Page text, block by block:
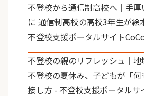
不登校から通信制高校へ｜手
に 通信制高校の高校3年生が絵
不登校支援ポータルサイト
不登校の親のリフレッシュ｜
不登校の夏休み、子どもが「
接し方 - 不登校支援ポータルサ